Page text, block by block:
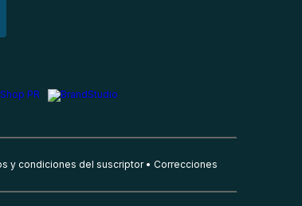
y condiciones del suscriptor Correcciones